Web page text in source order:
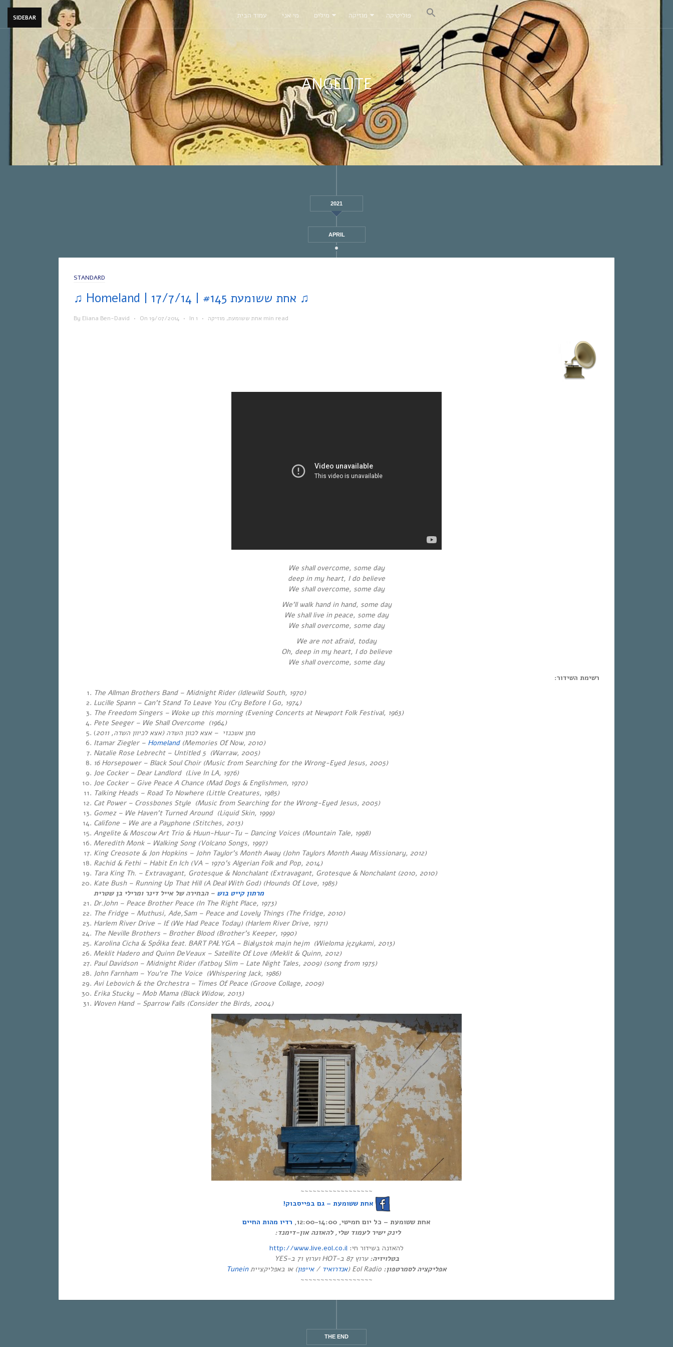
SIDEBAR עמוד הבית מי אני מילים מוזיקה פוליטיקה
ANGELITE
2021
APRIL
STANDARD
♫ Homeland | אחת ששומעת #145 | 17/7/14 ♫
By Eliana Ben-David • On 19/07/2014 • In אחת ששומעת, מוזיקה • 1 min read
We shall overcome, some day
deep in my heart, I do believe
We shall overcome, some day
We’ll walk hand in hand, some day
We shall live in peace, some day
We shall overcome, some day
We are not afraid, today
Oh, deep in my heart, I do believe
We shall overcome, some day
רשימת השידור:
The Allman Brothers Band – Midnight Rider (Idlewild South, 1970)
Lucille Spann – Can’t Stand To Leave You (Cry Before I Go, 1974)
The Freedom Singers – Woke up this morning (Evening Concerts at Newport Folk Festival, 1963)
Pete Seeger – We Shall Overcome (1964)
מתן אשכנזי – אצא לכוון השדה (אצא לכיוון השדה, 2011
)
Itamar Ziegler – Homeland(Memories Of Now, 2010)
Natalie Rose Lebrecht – Untitled 5 (Warraw, 2005)
16 Horsepower – Black Soul Choir (Music from Searching for the Wrong-Eyed Jesus, 2005)
Joe Cocker – Dear Landlord (Live In LA, 1976)
Joe Cocker – Give Peace A Chance (Mad Dogs & Englishmen, 1970)
Talking Heads – Road To Nowhere (Little Creatures, 1985)
Cat Power – Crossbones Style (Music from Searching for the Wrong-Eyed Jesus, 2005)
Gomez – We Haven’t Turned Around(Liquid Skin, 1999)
Califone – We are a Payphone (Stitches, 2013)
Angelite & Moscow Art Trio & Huun-Huur-Tu – Dancing Voices (Mountain Tale, 1998)
Meredith Monk – Walking Song (Volcano Songs, 1997)
King Creosote & Jon Hopkins – John Taylor’s Month Away (John Taylors Month Away Missionary, 2012)
Rachid & Fethi – Habit En Ich (VA – 1970’s Algerian Folk and Pop, 2014)
Tara King Th. – Extravagant, Grotesque & Nonchalant (Extravagant, Grotesque & Nonchalant (2010, 2010)
Kate Bush – Running Up That Hill (A Deal With God) (Hounds Of Love, 1985)
מרתון קייט בוש – הבחירה של אייל דינר ומרילי בן שטרית
Dr.John – Peace Brother Peace (In The Right Place, 1973)
The Fridge – Muthusi, Ade,Sam – Peace and Lovely Things (The Fridge, 2010)
Harlem River Drive – If (We Had Peace Today) (Harlem River Drive, 1971)
The Neville Brothers – Brother Blood (Brother’s Keeper, 1990)
Karolina Cicha & Spółka feat. BART PAŁYGA – Białystok majn hejm (Wieloma językami, 2013)
Meklit Hadero and Quinn DeVeaux – Satellite Of Love (Meklit & Quinn, 2012)
Paul Davidson – Midnight Rider (Fatboy Slim – Late Night Tales, 2009) (song from 1975)
John Farnham – You’re The Voice (Whispering Jack, 1986)
Avi Lebovich & the Orchestra – Times Of Peace (Groove Collage, 2009)
Erika Stucky – Mob Mama (Black Widow, 2013)
Woven Hand – Sparrow Falls (Consider the Birds, 2004)
~~~~~~~~~~~~~~~~~~
אחת ששומעת – גם בפייסבוק!
אחת ששומעת – כל יום חמישי, 12:00-14:00,
רדיו מהות החיים
לינק ישיר לעמוד שלי, להאזנה און-דימנד:
להאזנה בשידור חי: http://www.live.eol.co.il
בטלויזיה: ערוץ 87 ב-HOT וערוץ 71 ב-YES
אפליקציה לסמרטפון:
אנדרואיד /אייפון) או באפליקצייתTunein
~~~~~~~~~~~~~~~~~~
THE END